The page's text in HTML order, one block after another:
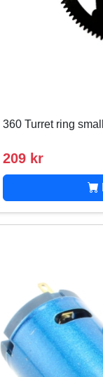
360 Turret ring small
209 kr